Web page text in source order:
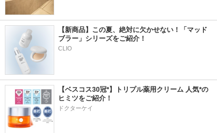
【新商品】この夏、絶対に欠かせない！「マッド
ブラー」シリーズをご紹介！
CLIO
【ベスコス30冠*】トリプル薬用クリーム 人気*の
ヒミツをご紹介！
ドクターケイ